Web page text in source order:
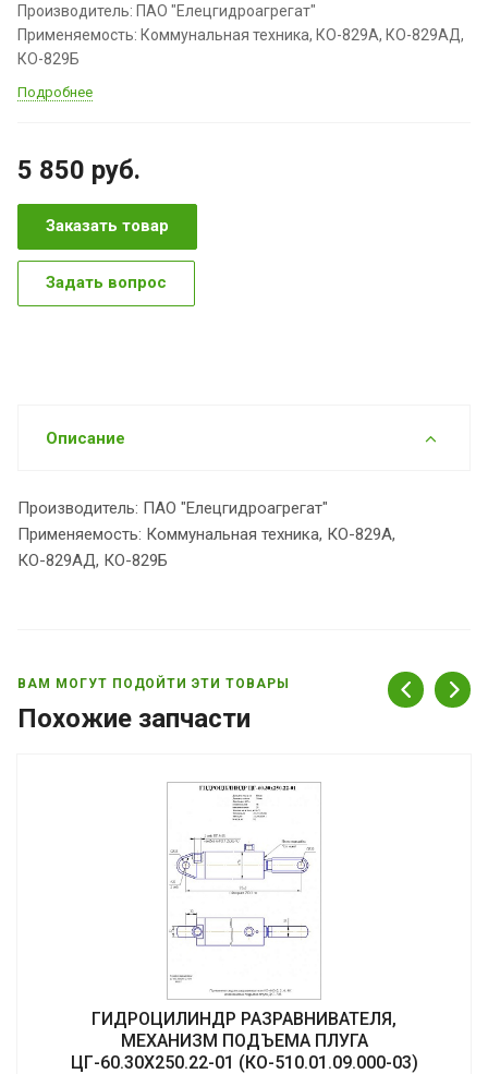
Производитель: ПАО "Елецгидроагрегат"
Применяемость: Коммунальная техника, КО-829А, КО-829АД,
КО-829Б
Подробнее
5 850 руб.
Заказать товар
Задать вопрос
Описание
Производитель: ПАО "Елецгидроагрегат"
Применяемость: Коммунальная техника, КО-829А,
КО-829АД, КО-829Б
ВАМ МОГУТ ПОДОЙТИ ЭТИ ТОВАРЫ
Похожие запчасти
ГИДРОЦИЛИНДР РАЗРАВНИВАТЕЛЯ,
МЕХАНИЗМ ПОДЪЕМА ПЛУГА
ЦГ-60.30Х250.22-01 (КО-510.01.09.000-03)